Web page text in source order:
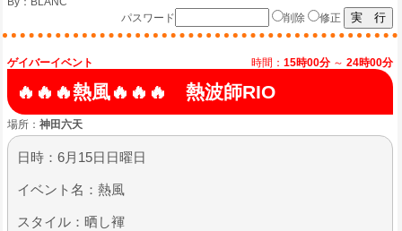
パスワード
削除 修正
ゲイバーイベント 時間： 15時00分 ～ 24時00分
🔥🔥🔥熱風🔥🔥🔥 熱波師RIO
場所： 神田六天
日時：6月15日日曜日
イベント名：熱風
スタイル：晒し褌